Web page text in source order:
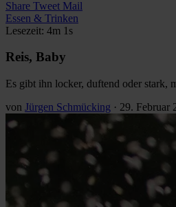
Share Tweet Mail
Essen & Trinken
Lesezeit: 4m 1s
Reis, Baby
Es gibt ihn locker, duftend oder stark,
von Jürgen Schmücking · 29. Februar